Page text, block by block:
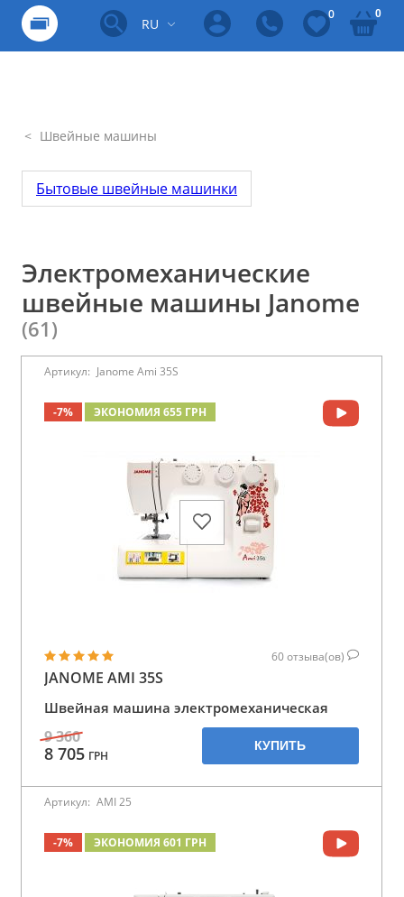
RU
0 0
Швейные машины
Бытовые швейные машинки
Электромеханические
швейные машины Janome
(61)
Артикул: Janome Ami 35S
-7% ЭКОНОМИЯ 655 ГРН
60отзыва(ов)
JANOME AMI 35S
Швейная машина электромеханическая
9 360
8 705 ГРН
КУПИТЬ
Артикул: AMI 25
-7% ЭКОНОМИЯ 601 ГРН